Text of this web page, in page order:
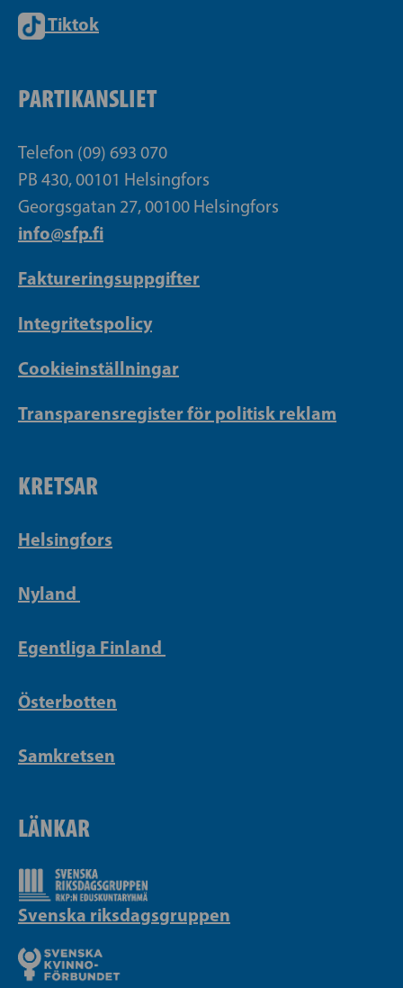
Tiktok
PARTIKANSLIET
Telefon (09) 693 070
PB 430, 00101 Helsingfors
Georgsgatan 27, 00100 Helsingfors
info@sfp.fi
Faktureringsuppgifter
Integritetspolicy
Cookieinställningar
Transparensregister för politisk reklam
KRETSAR
Helsingfors
Nyland
Egentliga Finland
Österbotten
Samkretsen
LÄNKAR
Svenska riksdagsgruppen